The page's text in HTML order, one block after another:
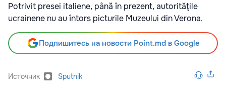
Potrivit presei italiene, până în prezent, autorităţile
ucrainene nu au întors picturile Muzeului din Verona.
Подпишитесь на новости Point.md в Google
Источник Sputnik